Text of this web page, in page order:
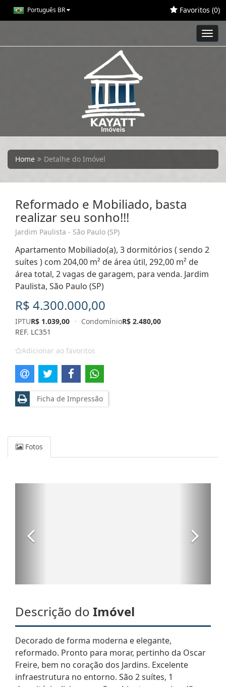
Português BR Favoritos (0)
Home Detalhe do Imóvel
Reformado e Mobiliado, basta
realizar seu sonho!!!
Jardim Paulista - São Paulo (SP)
Apartamento Mobiliado(a), 3 dormitórios ( sendo 2
suítes ) com 204,00 m² de área útil, 292,00 m² de
área total, 2 vagas de garagem, para venda. Jardim
Paulista, São Paulo (SP)
R$ 4.300.000,00
IPTUR$ 1.039,00 · CondomínioR$ 2.480,00
REF. LC351
Adicionar ao favoritos
Ficha de Impressão
Fotos
Descrição do Imóvel
Decorado de forma moderna e elegante,
reformado. Pronto para morar, pertinho da Oscar
Freire, bem no coração dos Jardins. Excelente
infraestrutura no entorno. São 2 suítes, 1